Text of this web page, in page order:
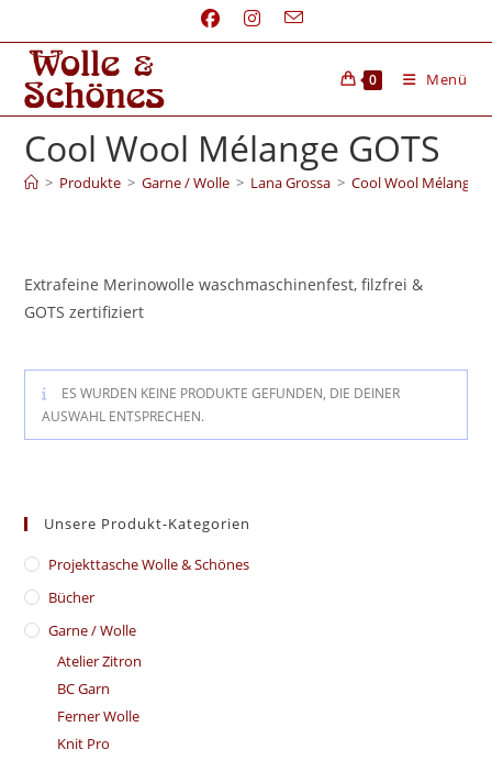
0 Menü
Cool Wool Mélange GOTS
> Produkte > Garne / Wolle > Lana Grossa > Cool Wool Mélange
Extrafeine Merinowolle waschmaschinenfest, filzfrei &
GOTS zertifiziert
ES WURDEN KEINE PRODUKTE GEFUNDEN, DIE DEINER
AUSWAHL ENTSPRECHEN.
Unsere Produkt-Kategorien
​Projekttasche Wolle & Schönes
Bücher
Garne / Wolle
Atelier Zitron
BC Garn
Ferner Wolle
Knit Pro